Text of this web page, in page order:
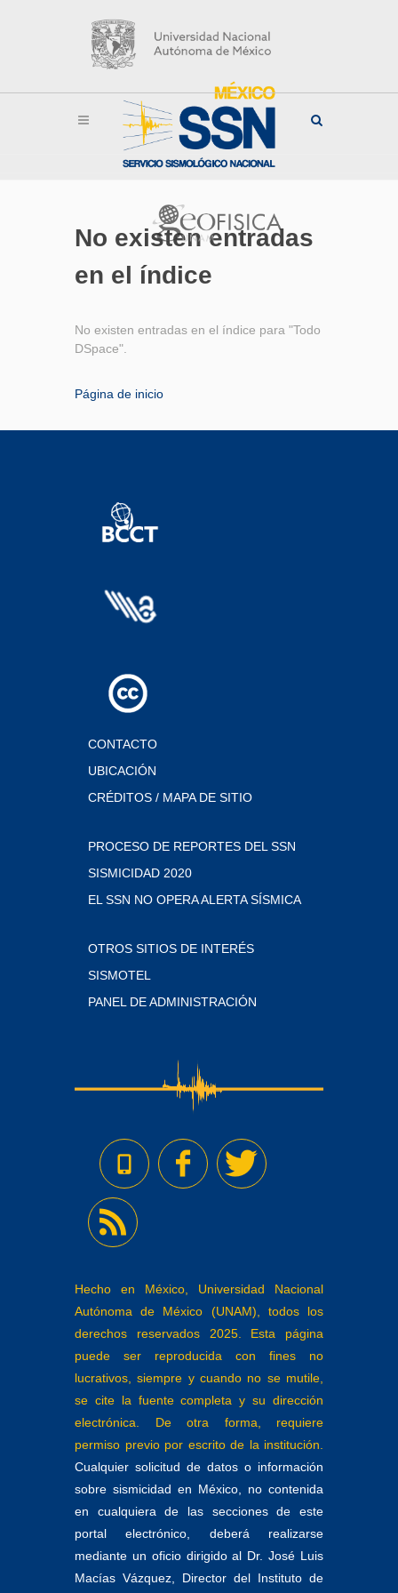
No existen entradas
en el índice
No existen entradas en el índice para "Todo
DSpace".
Página de inicio
CONTACTO
UBICACIÓN
CRÉDITOS / MAPA DE SITIO
PROCESO DE REPORTES DEL SSN
SISMICIDAD 2020
EL SSN NO OPERA ALERTA SÍSMICA
OTROS SITIOS DE INTERÉS
SISMOTEL
PANEL DE ADMINISTRACIÓN
Hecho en México, Universidad Nacional
Autónoma de México (UNAM), todos los
derechos reservados 2025. Esta página
puede ser reproducida con fines no
lucrativos, siempre y cuando no se mutile,
se cite la fuente completa y su dirección
electrónica. De otra forma, requiere
permiso previo por escrito de la institución.
Cualquier solicitud de datos o información
sobre sismicidad en México, no contenida
en cualquiera de las secciones de este
portal electrónico, deberá realizarse
mediante un oficio dirigido al Dr. José Luis
Macías Vázquez, Director del Instituto de